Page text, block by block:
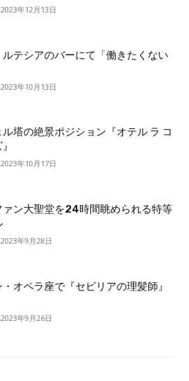
2023年12月13日
テシアのバーにて「働きたくない
2023年10月13日
塔の絶景ポジション『オテル ラ コ
2023年10月17日
ァン大聖堂を24時間眺められる特等
2023年9月28日
オペラ座で『セビリアの理髪師』
2023年9月26日